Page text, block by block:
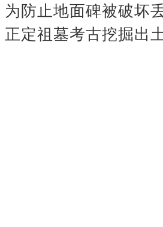
为防止地面碑被破坏
正定祖墓考古挖掘出